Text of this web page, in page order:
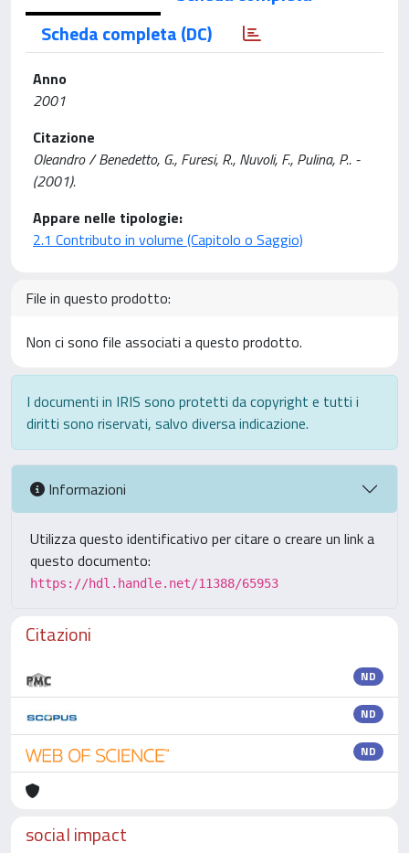
Scheda completa (DC)
Anno
2001
Citazione
Oleandro / Benedetto, G., Furesi, R., Nuvoli, F., Pulina, P.. -
(2001).
Appare nelle tipologie:
2.1 Contributo in volume (Capitolo o Saggio)
File in questo prodotto:
Non ci sono file associati a questo prodotto.
I documenti in IRIS sono protetti da copyright e tutti i
diritti sono riservati, salvo diversa indicazione.
Informazioni
Utilizza questo identificativo per citare o creare un link a
questo documento:
https://hdl.handle.net/11388/65953
Citazioni
ND
ND
ND
social impact